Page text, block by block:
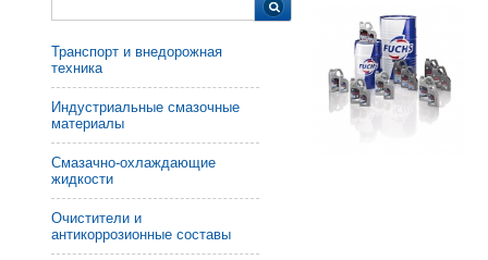
Транспорт и внедорожная
техника
Индустриальные смазочные
материалы
Смазачно-охлаждающие
жидкости
Очистители и
антикоррозионные составы